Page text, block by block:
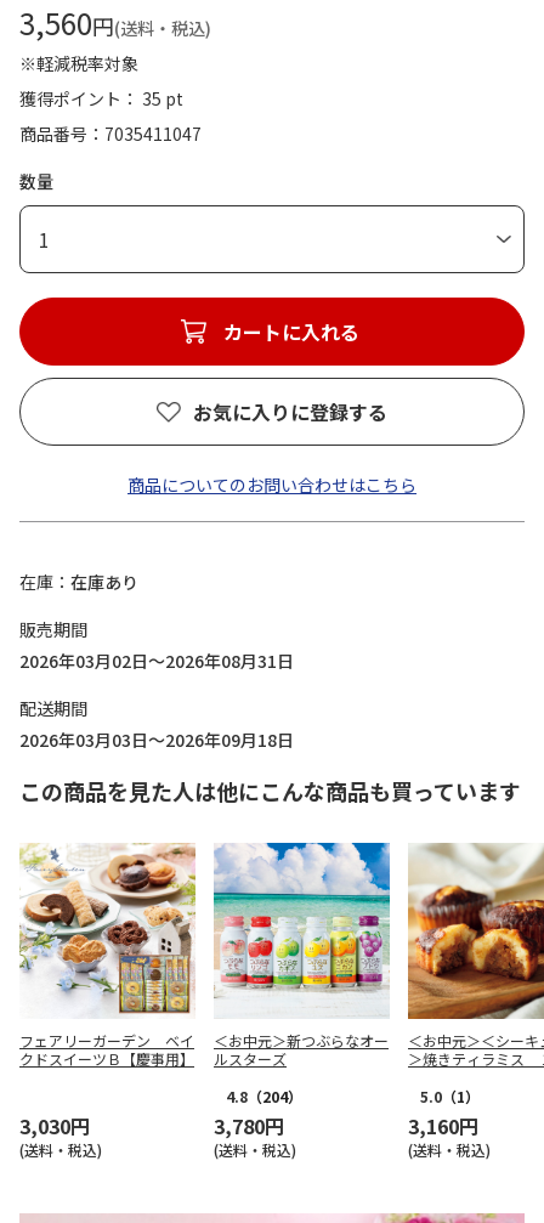
3,560円(送料・税込)
※軽減税率対象
獲得ポイント： 35 pt
商品番号
7035411047
数量
1
カートに入れる
お気に入りに登録する
商品についてのお問い合わせはこちら
在庫
在庫あり
販売期間
2026年03月02日～2026年08月31日
配送期間
2026年03月03日～2026年09月18日
この商品を見た人は他にこんな商品も買っています
フェアリーガーデン ベイ
クドスイーツＢ【慶事用】
3,030円
(送料・税込)
＜お中元＞新つぶらなオー
ルスターズ
4.8 （204）
3,780円
(送料・税込)
＜お中元＞＜シーキ
＞焼きティラミス
5.0 （1）
3,160円
(送料・税込)